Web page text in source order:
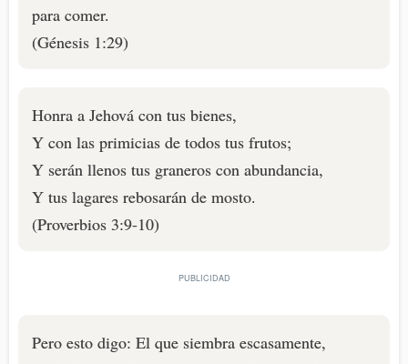
para comer.
(Génesis 1:29)
Honra a Jehová con tus bienes,
Y con las primicias de todos tus frutos;
Y serán llenos tus graneros con abundancia,
Y tus lagares rebosarán de mosto.
(Proverbios 3:9-10)
Pero esto digo: El que siembra escasamente,